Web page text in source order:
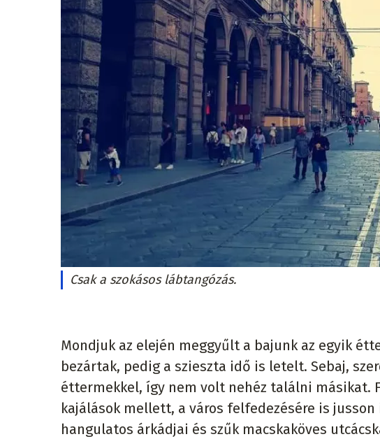
Csak a szokásos lábtangózás.
Mondjuk az elején meggyűlt a bajunk az egyik
bezártak, pedig a szieszta idő is letelt. Sebaj,
éttermekkel, így nem volt nehéz találni másikat.
kajálások mellett, a város felfedezésére is
hangulatos árkádjai és szűk macskaköves